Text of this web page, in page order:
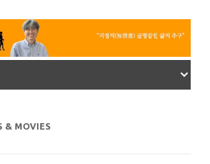
& MOVIES